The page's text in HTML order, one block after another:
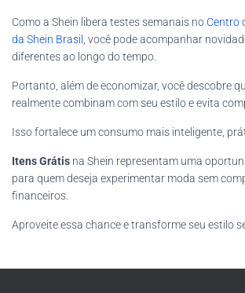
Como a Shein libera testes semanais no Centro
da Shein Brasil , você pode acompanhar
diferentes ao longo do tempo.
Portanto, além de economizar, você descobre
realmente combinam com seu estilo e evita
Isso fortalece um consumo mais inteligente,
Itens Grátis na Shein representam uma
para quem deseja experimentar moda sem
financeiros.
Aproveite essa chance e transforme seu estilo